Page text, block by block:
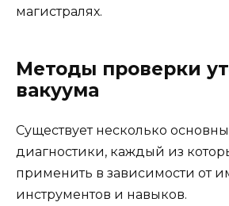
магистралях.
Методы проверки
вакуума
Существует несколько
диагностики, каждый из
применить в зависимости от
инструментов и навыков.